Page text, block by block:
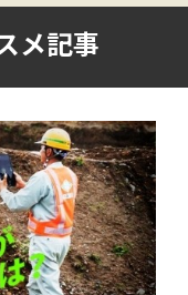
メ記事